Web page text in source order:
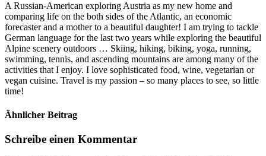
A Russian-American exploring Austria as my new home and
comparing life on the both sides of the Atlantic, an economic
forecaster and a mother to a beautiful daughter! I am trying to tackle
German language for the last two years while exploring the beautiful
Alpine scenery outdoors … Skiing, hiking, biking, yoga, running,
swimming, tennis, and ascending mountains are among many of the
activities that I enjoy. I love sophisticated food, wine, vegetarian or
vegan cuisine. Travel is my passion – so many places to see, so little
time!
Ähnlicher Beitrag
Schreibe einen Kommentar